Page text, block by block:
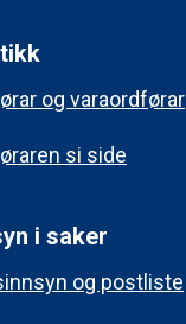
og varaordførar
si side
i saker
og postliste